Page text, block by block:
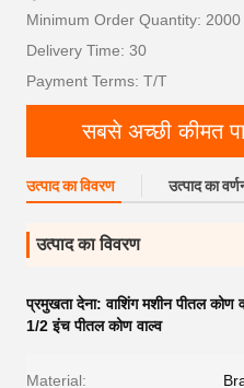
Minimum Order Quantity: 2000
Delivery Time: 30
Payment Terms: T/T
सबसे अच्छी कीमत
उत्पाद का विवरण उत्पाद का
उत्पाद का विवरण
प्रमुखता देना:वाशिंग मशीन पीतल कोण
1/2 इंच पीतल कोण वाल्व
Material: